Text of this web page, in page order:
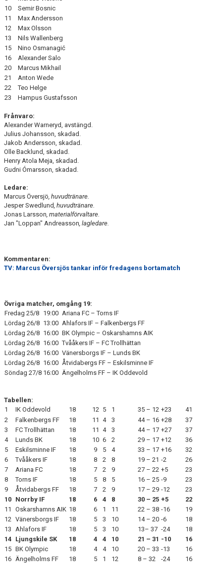
10
Semir Bosnic
11
Max Andersson
12
Max Olsson
13
Nils Wallenberg
15
Nino Osmanagić
16
Alexander Salo
20
Marcus Mikhail
21
Anton Wede
22
Teo Helge
23
Hampus Gustafsson
Frånvaro:
Alexander Warneryd, avstängd.
Julius Johansson, skadad.
Jakob Andersson, skadad.
Olle Backlund, skadad.
Henry Atola Meja, skadad.
Gudni Ómarsson, skadad.
Ledare:
Marcus Översjö, huvudtränare.
Jesper Swedlund, huvudtränare.
Jonas Larsson, materialförvaltare.
Jan "Loppan" Andreasson, lagledare.
Kommentaren:
TV: Marcus Översjös tankar inför fredagens bortamatch
Övriga matcher, omgång 19:
Fredag 25/8 19:00 Ariana FC – Torns IF
Lördag 26/8 13:00 Ahlafors IF – Falkenbergs FF
Lördag 26/8 16:00 BK Olympic – Oskarshamns AIK
Lördag 26/8 16:00 Tvååkers IF – FC Trollhättan
Lördag 26/8 16:00 Vänersborgs IF – Lunds BK
Lördag 26/8 16:00 Åtvidabergs FF – Eskilsminne IF
Söndag 27/8 16:00 Ängelholms FF – IK Oddevold
Tabellen:
1
IK Oddevold 18 12 5 1 35 – 12 +23
41
2
Falkenbergs FF 18 11 4 3 44 – 16 +28
37
3
FC Trollhättan 18 11 4 3 44 – 17 +27
37
4
Lunds BK 18 10 6 2 29 – 17 +12
36
5
Eskilsminne IF 18 9 5 4 33 – 17 +16
32
6
Tvååkers IF 18 8 2 8 19 – 21 -2
26
7
Ariana FC 18 7 2 9 27 – 22 +5
23
8
Torns IF 18 5 8 5 16 – 25 -9
23
9
Åtvidabergs FF 18 7 2 9 17 – 29 -12
23
10 Norrby IF 18 6 4 8 30 – 25 +5
22
11
Oskarshamns AIK 18 6 1 11 22 – 38 -16
19
12 Vänersborgs IF 18 5 3 10 14 – 20 -6
18
13 Ahlafors IF 18 5 3 10 13– 37 -24
18
14 Ljungskile SK 18 4 4 10 21 – 31 -10
16
15 BK Olympic 18 4 4 10 20 – 33 -13
16
16 Ängelholms FF 18 5 1 12 8 – 32 -24 16